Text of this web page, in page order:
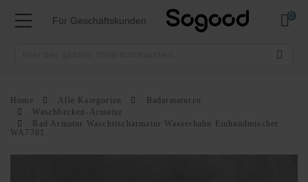
Für Geschäftskunden
Home Alle Kategorien
Badarmaturen
Waschbecken-Armatur
Bad Armatur Waschtischarmatur Wasserhahn Einhandmischer
WA7701